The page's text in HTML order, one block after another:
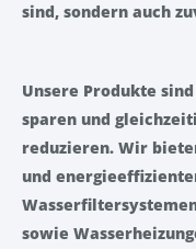
sind, sondern auch
Unsere Produkte
sparen und
reduzieren. Wir
und
sowie